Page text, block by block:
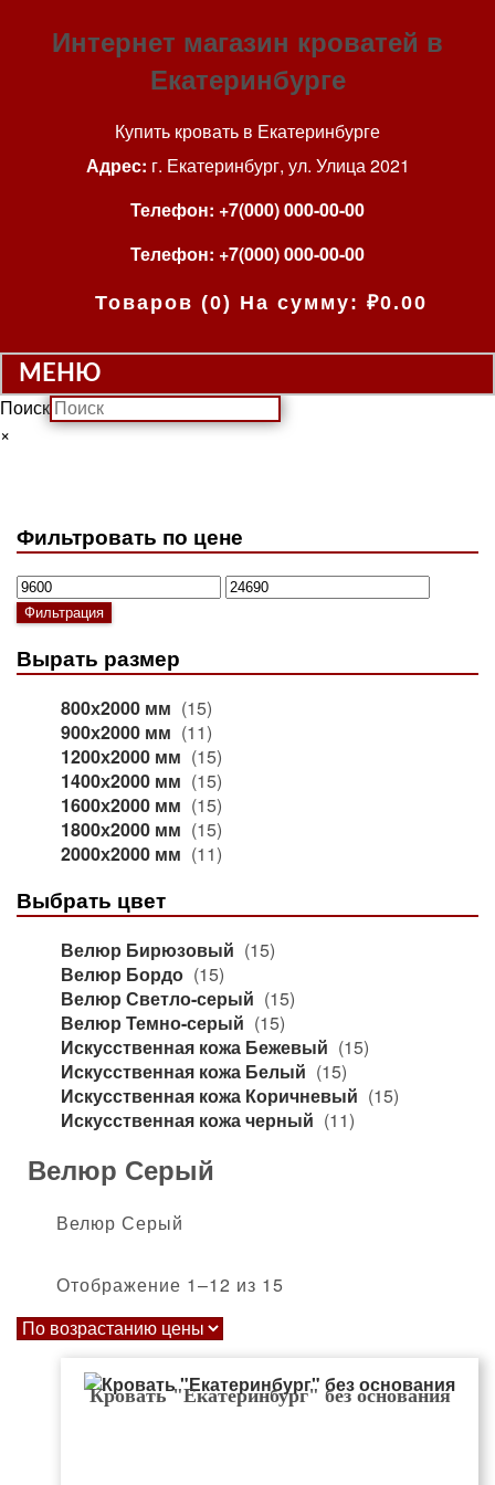
Интернет магазин кроватей в
Екатеринбурге
Купить кровать в Екатеринбурге
Адрес: г. Екатеринбург, ул. Улица 2021
Телефон: +7(000) 000-00-00
Телефон: +7(000) 000-00-00
Товаров (0) На сумму: ₽0.00
МЕНЮ
Поиск
×
Фильтровать по цене
Минимальная
цена
Максимальная
Фильтрация
Вырать размер
800х2000 мм (15)
900х2000 мм (11)
1200х2000 мм (15)
1400х2000 мм (15)
1600х2000 мм (15)
1800х2000 мм (15)
2000х2000 мм (11)
Выбрать цвет
Велюр Бирюзовый (15)
Велюр Бордо (15)
Велюр Светло-серый (15)
Велюр Темно-серый (15)
Искусственная кожа Бежевый (15)
Искусственная кожа Белый (15)
Искусственная кожа Коричневый (15)
Искусственная кожа черный (11)
Велюр Серый
Велюр Серый
Отображение 1–12 из 15
Кровать "Екатеринбург" без основания